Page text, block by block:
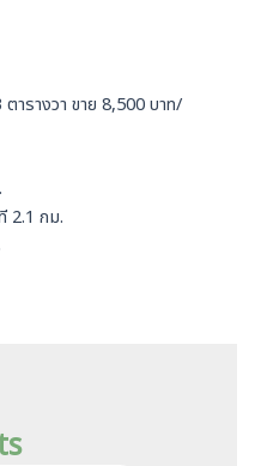
ารางวา ขาย 8,500 บาท/
2.1 กม.